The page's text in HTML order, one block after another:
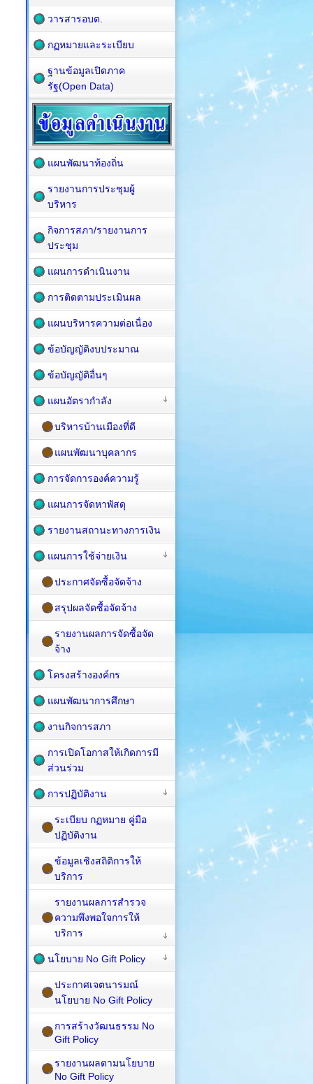
วารสารอบต.
กฏหมายและระเบียบ
ฐานข้อมูลเปิดภาค
รัฐ(Open Data)
แผนพัฒนาท้องถิ่น
รายงานการประชุมผู้
บริหาร
กิจการสภา/รายงานการ
ประชุม
แผนการดำเนินงาน
การติดตามประเมินผล
แผนบริหารความต่อเนื่อง
ข้อบัญญัติงบประมาณ
ข้อบัญญัติอื่นๆ
แผนอัตรากำลัง
บริหารบ้านเมืองที่ดี
แผนพัฒนาบุคลากร
การจัดการองค์ความรู้
แผนการจัดหาพัสดุ
รายงานสถานะทางการเงิน
แผนการใช้จ่ายเงิน
ประกาศจัดซื้อจัดจ้าง
สรุปผลจัดซื้อจัดจ้าง
รายงานผลการจัดซื้อจัด
จ้าง
โครงสร้างองค์กร
แผนพัฒนาการศึกษา
งานกิจการสภา
การเปิดโอกาสให้เกิดการมี
ส่วนร่วม
การปฏิบัติงาน
ระเบียบ กฏหมาย คู่มือ
ปฏิบัติงาน
ข้อมูลเชิงสถิติการให้
บริการ
รายงานผลการสำรวจ
ความพึงพอใจการให้
บริการ
นโยบาย No Gift Policy
ประกาศเจตนารมณ์
นโยบาย No Gift Policy
การสร้างวัฒนธรรม No
Gift Policy
รายงานผลตามนโยบาย
No Gift Policy